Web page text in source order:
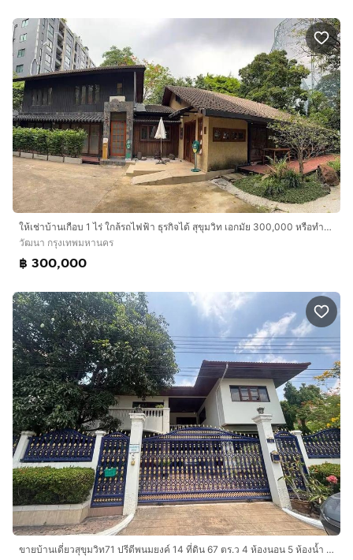
ให้เช่าบ้านเกือบ 1 ไร่ ใกล้รถไฟฟ้า ธุรกิจได้ สุขุมวิท เอกมัย 300,000 หรือทำโฮมออฟฟิศ สำนักงาน ทำเลดี มีสวน จอดรถ 20+ คัน For rent : Sukhumvit Ekamai house 310 sqm
วัฒนา กรุงเทพมหานคร
฿ 300,000
ขายบ้านเดี่ยวสุขุมวิท71 ปรีดีพนมยงค์ 14 ที่ดิน 67 ตร.ว 4 ห้องนอน 5 ห้องน้ำ ใกล้ BTS พระโขนง เอกมัย Detached house Sukhumvit sale easy access